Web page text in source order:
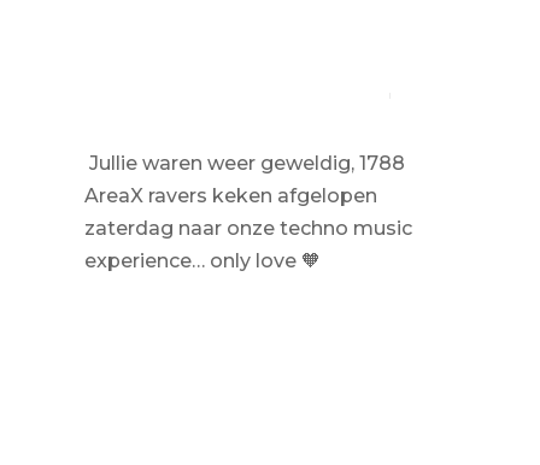
Jullie waren weer geweldig, 1788
AreaX ravers keken afgelopen
zaterdag naar onze techno music
experience… only love 🧡